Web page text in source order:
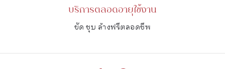
บริการตลอดอายุใช้งาน
ขัด ชุบ ล้างฟรีตลอดชีพ